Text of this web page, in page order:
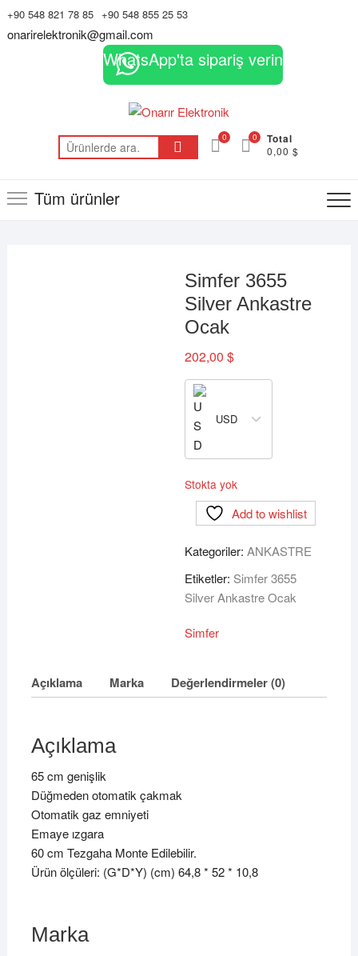
Skip
+90 548 821 78 85 +90 548 855 25 53
onarirelektronik@gmail.com
WhatsApp'ta sipariş verin
Ara: 0 Total
0,00 $
0
Tüm ürünler
Simfer 3655
Silver Ankastre
Ocak
202,00$
USD
Stokta yok
Add to wishlist
Kategoriler:ANKASTRE
Etiketler: Simfer 3655
Silver Ankastre Ocak
Simfer
Açıklama Marka Değerlendirmeler (0)
Açıklama
65 cm genişlik
Düğmeden otomatik çakmak
Otomatik gaz emniyeti
Emaye ızgara
60 cm Tezgaha Monte Edilebilir.
Ürün ölçüleri: (G*D*Y) (cm) 64,8 * 52 * 10,8
Marka